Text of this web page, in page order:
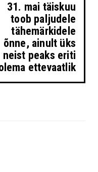
31. mai täiskuu
toob paljudele
tähemärkidele
õnne, ainult üks
neist peaks eriti
ettevaatlik